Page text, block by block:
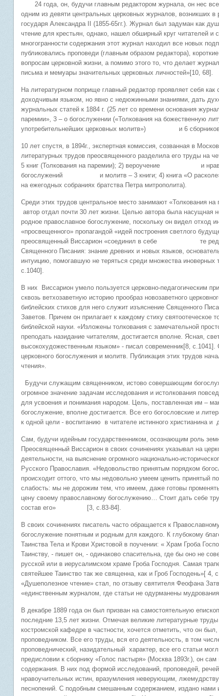
24 года, он, будучи главным редактором журнала, он нес
одним из девяти центральных церковных журналов, возникших
государя Александра II (1855-65гг.). Журнал был задуман как
чтение для крестьян, однако, нашел обширный круг читателей и
многогранности содержания этот журнал находил все новых
публиковались проповеди (главным образом редактора),
вопросам церковной жизни, а помимо этого то, что делает
письма и мемуары значительных церковных личностей»[10, 68].
На литературном поприще главный редактор проявляет себя
доходчивым языком, но явно с недюжинными знаниями, дать
журнальных статей к 1884 г. (25 лет со времени основания
паремии», 3 – о богослужении («Толкования на божественную
употребительнейших церковных молитв») и 6 сборников
10 лет спустя, в 1894г., экспертная комиссия, созванная в
литературных трудов преосвященного разделила его труды на
5 книг (Толкования на паремии); 2) вероучение и
богослужений и молитв – 3 книги; 4) книга «О расколе»
на ежегодных собраниях братства Петра митрополита).
Среди этих трудов центральное место занимают «Толкования
автор отдал почти 30 лет жизни. Целью автора была насущная
родное православное богослужение, поскольку он видел отход
«просвещенного» пропагандой «идей построения светлого
преосвященный Виссарион «соединил в себе те редкие
Священного Писания: знание древних и новых языков,
интуицию, помогавшую не теряться среди множества
с.1040].
В них Виссарион умело пользуется церковно-педагогическим
сквозь ветхозаветную историю прообраз новозаветного
библейских стихов для него служит изъяснение Священного
Заветов. Причем он прилагает к каждому стиху святоотеческое
библейской науки. «Изложены толкования с замечательной
преподать назидание читателям, достигается вполне. Ясная,
высокохудожественным языком» - писал современник[8,
церковного богослужения и молитв. Публикация этих
чтения».
Будучи служащим священником, истово совершающим
огромное значение задачам исследования и истолкования
для усвоения и понимания народом. Цель, поставленная им –
богослужение, вполне достигается. Все его богословские
к одной цели - воспитанию в читателе истинного христианина и
Сам, будучи идейным государственником, осознающим роль
Преосвященный Виссарион в своих сочинениях указывал на
деятельности, на выяснение огромного национально-
Русского Православия. «Недовольство принятым порядком
происходит оттого, что мы недовольно умеем ценить принятый
слабость: мы не дорожим тем, что имеем, даже готовы
цену своему православному богослужению… Стоит дать себе
состав его» [3, с.83-84].
В своих сочинениях писатель часто обращается к
богослужение понятным и родным для каждого. К глубокому
Таинства Тела и Крови Христовой в поучении: « Храм Гроба
Таинству, - пишет он, - одинаково спасительна, где бы оно не
русской или в иерусалимском храме Гроба Господня. Самая
святейшее Таинство так же священна, как и Гроб Господень»[ 4,
«Душеполезное чтение» стал, по отзыву святителя Феофана
«единственным журналом, где статьи не одурманены
В декабре 1889 года он был призван на самостоятельную
последние 13,5 лет жизни. Отмечая великие литературные
костромской кафедре в частности, хочется отметить, что он
проповедником. Все его труды, вся его деятельность, в том
проповеднический, назидательный характер, все его статьи
предисловии к сборнику «Голос пастыря» (Москва 1893г.), он
содержания. В них под формой исследований, проповедей,
нравоучительных истин, вразумления неверующим,
песнопений. С подобным смешанным содержанием, издано нами